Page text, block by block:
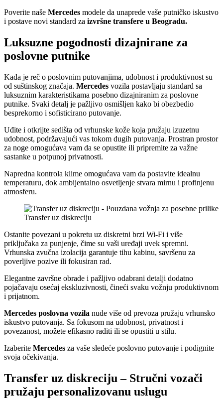
Poverite naše Mercedes modele da unaprede vaše putničko iskustvo
i postave novi standard za izvršne transfere u Beogradu.
Luksuzne pogodnosti dizajnirane za
poslovne putnike
Kada je reč o poslovnim putovanjima, udobnost i produktivnost su
od suštinskog značaja. Mercedes vozila postavljaju standard sa
luksuznim karakteristikama posebno dizajniranim za poslovne
putnike. Svaki detalj je pažljivo osmišljen kako bi obezbedio
besprekorno i sofisticirano putovanje.
Uđite i otkrijte sedišta od vrhunske kože koja pružaju izuzetnu
udobnost, podržavajući vas tokom dugih putovanja. Prostran prostor
za noge omogućava vam da se opustite ili pripremite za važne
sastanke u potpunoj privatnosti.
Napredna kontrola klime omogućava vam da postavite idealnu
temperaturu, dok ambijentalno osvetljenje stvara mirnu i profinjenu
atmosferu.
Transfer uz diskreciju
Ostanite povezani u pokretu uz diskretni brzi Wi-Fi i više
priključaka za punjenje, čime su vaši uređaji uvek spremni.
Vrhunska zvučna izolacija garantuje tihu kabinu, savršenu za
poverljive pozive ili fokusiran rad.
Elegantne završne obrade i pažljivo odabrani detalji dodatno
pojačavaju osećaj ekskluzivnosti, čineći svaku vožnju produktivnom
i prijatnom.
Mercedes poslovna vozila nude više od prevoza pružaju vrhunsko
iskustvo putovanja. Sa fokusom na udobnost, privatnost i
povezanost, možete efikasno raditi ili se opustiti u stilu.
Izaberite Mercedes za vaše sledeće poslovno putovanje i podignite
svoja očekivanja.
Transfer uz diskreciju – Stručni vozači
pružaju personalizovanu uslugu